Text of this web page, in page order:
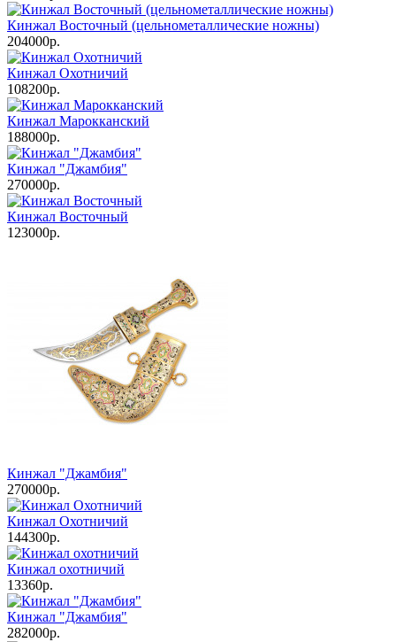
Кинжал Восточный (цельнометаллические ножны)
204000р.
Кинжал Охотничий
108200р.
Кинжал Марокканский
188000р.
Кинжал "Джамбия"
270000р.
Кинжал Восточный
123000р.
Кинжал "Джамбия"
270000р.
Кинжал Охотничий
144300р.
Кинжал охотничий
13360р.
Кинжал "Джамбия"
282000р.